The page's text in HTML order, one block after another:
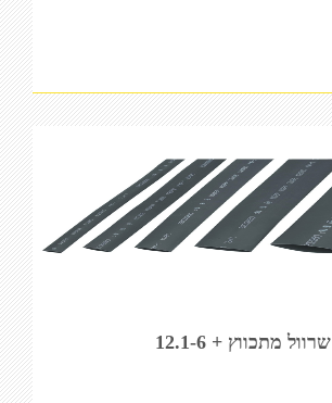
שרוול מתכווץ + 12.1-6